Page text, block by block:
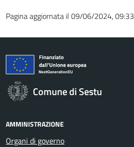
Pagina aggiornata il 09/06/2024, 09:33
Comune di Sestu
AMMINISTRAZIONE
Organi di governo